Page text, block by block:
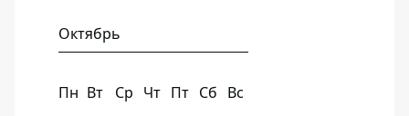
Октябрь
Пн Вт Ср Чт Пт Сб Вс